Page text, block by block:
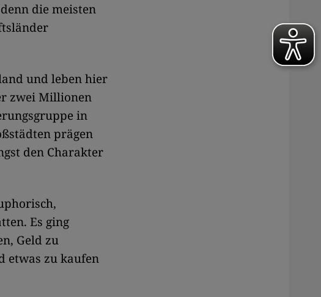
die meisten
und leben hier
zwei Millionen
in
prägen
den Charakter
Es ging
Geld zu
etwas zu kaufen